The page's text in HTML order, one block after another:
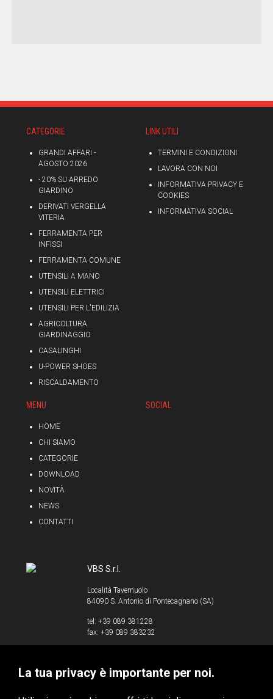
CATEGORIE
GRANDI AFFARI -
AGOSTO 2026
- 20% SU ARREDO
GIARDINO
DERIVATI VERGELLA
VITERIA
FERRAMENTA PER
INFISSI
FERRAMENTA COMUNE
UTENSILI A MANO
UTENSILI ELETTRICI
UTENSILI PER L'EDILIZIA
AGRICOLTURA
GIARDINAGGIO
CASALINGHI
U-POWER SHOES
RISCALDAMENTO
LINK UTILI
TERMINI E CONDIZIONI
LAVORA CON NOI
INFORMATIVA PRIVACY E
COOKIES
INFORMATIVA SOCIAL
MENU
HOME
CHI SIAMO
CATEGORIE
DOWNLOAD
NOVITÀ
NEWS
CONTATTI
SOCIAL
VBS S.r.l.
Località Tavernuolo
84090 S. Antonio di Pontecagnano (SA)
tel: +39 089 381228
fax: +39 089 383232
P.IVA 00853520658
La tua privacy è importante per noi.